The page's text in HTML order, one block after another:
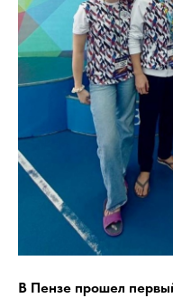
В Пензе прошел